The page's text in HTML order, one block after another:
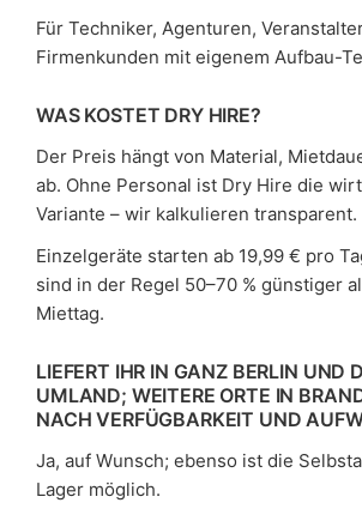
Für Techniker, Agenturen,
Firmenkunden mit eigenem Aufbau-
WAS KOSTET DRY HIRE?
Der Preis hängt von Material,
ab. Ohne Personal ist Dry Hire die
Variante – wir kalkulieren transparent.
Einzelgeräte starten ab 19,99 € pro
sind in der Regel 50–70 % günstiger
Miettag.
LIEFERT IHR IN GANZ BERLIN UND
UMLAND; WEITERE ORTE IN
NACH VERFÜGBARKEIT UND
Ja, auf Wunsch; ebenso ist die
Lager möglich.